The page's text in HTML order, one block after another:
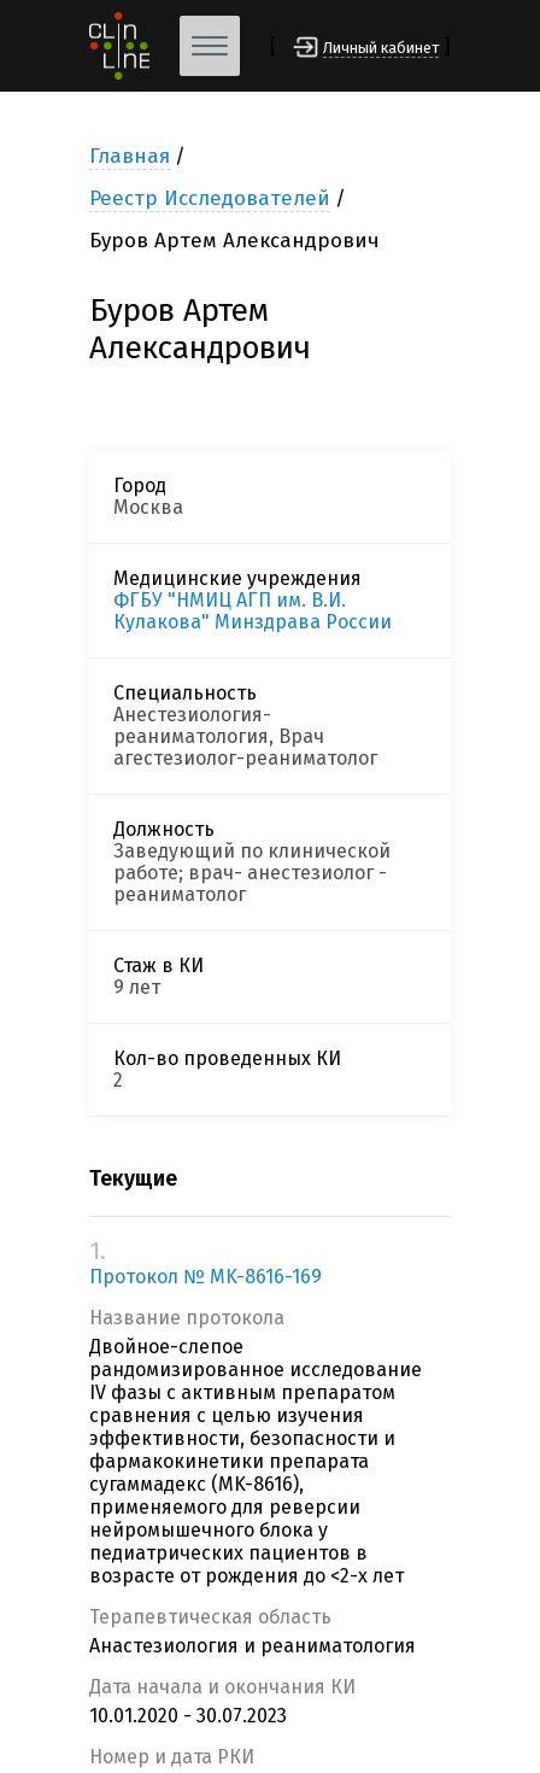
Личный кабинет
Главная
Реестр Исследователей
Буров Артем Александрович
Буров Артем
Александрович
Город
Москва
Медицинские учреждения
ФГБУ "НМИЦ АГП им. В.И.
Кулакова" Минздрава России
Специальность
Анестезиология-
реаниматология, Врач
агестезиолог-реаниматолог
Должность
Заведующий по клинической
работе; врач- анестезиолог -
реаниматолог
Стаж в КИ
9 лет
Кол-во проведенных КИ
2
Текущие
1.
Протокол № MK-8616-169
Название протокола
Двойное-слепое
рандомизированное исследование
IV фазы с активным препаратом
сравнения с целью изучения
эффективности, безопасности и
фармакокинетики препарата
сугаммадекс (MK-8616),
применяемого для реверсии
нейромышечного блока у
педиатрических пациентов в
возрасте от рождения до <2-х лет
Терапевтическая область
Анастезиология и реаниматология
Дата начала и окончания КИ
10.01.2020 - 30.07.2023
Номер и дата РКИ